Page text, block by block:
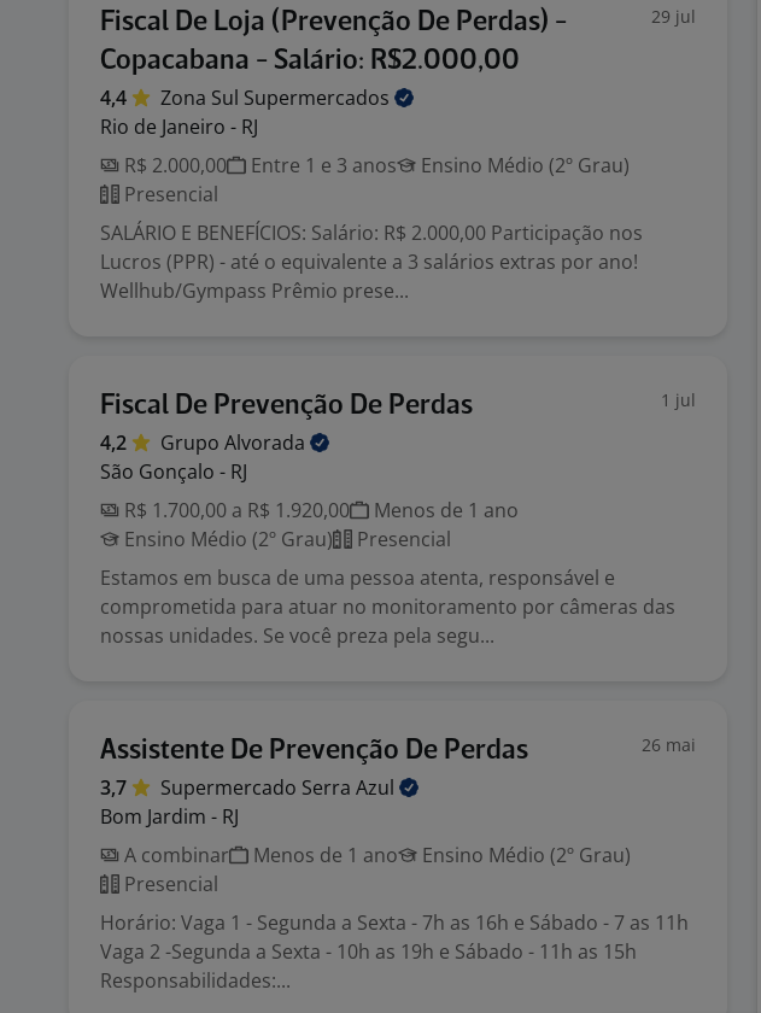
Fiscal De Loja (Prevenção De Perdas) -
Copacabana - Salário: R$2.000,00
29 jul
4,4 Zona Sul Supermercados
Rio de Janeiro - RJ
R$ 2.000,00
Entre 1 e 3 anos
Ensino Médio (2º Grau)
Presencial
SALÁRIO E BENEFÍCIOS: Salário: R$ 2.000,00 Participação nos
Lucros (PPR) - até o equivalente a 3 salários extras por ano!
Wellhub/Gympass Prêmio prese...
Fiscal De Prevenção De Perdas 1 jul
4,2 Grupo Alvorada
São Gonçalo - RJ
R$ 1.700,00 a R$ 1.920,00
Menos de 1 ano
Ensino Médio (2º Grau)
Presencial
Estamos em busca de uma pessoa atenta, responsável e
comprometida para atuar no monitoramento por câmeras das
nossas unidades. Se você preza pela segu...
Assistente De Prevenção De Perdas 26 mai
3,7 Supermercado Serra Azul
Bom Jardim - RJ
A combinar
Menos de 1 ano
Ensino Médio (2º Grau)
Presencial
Horário: Vaga 1 - Segunda a Sexta - 7h as 16h e Sábado - 7 as 11h
Vaga 2 -Segunda a Sexta - 10h as 19h e Sábado - 11h as 15h
Responsabilidades:...